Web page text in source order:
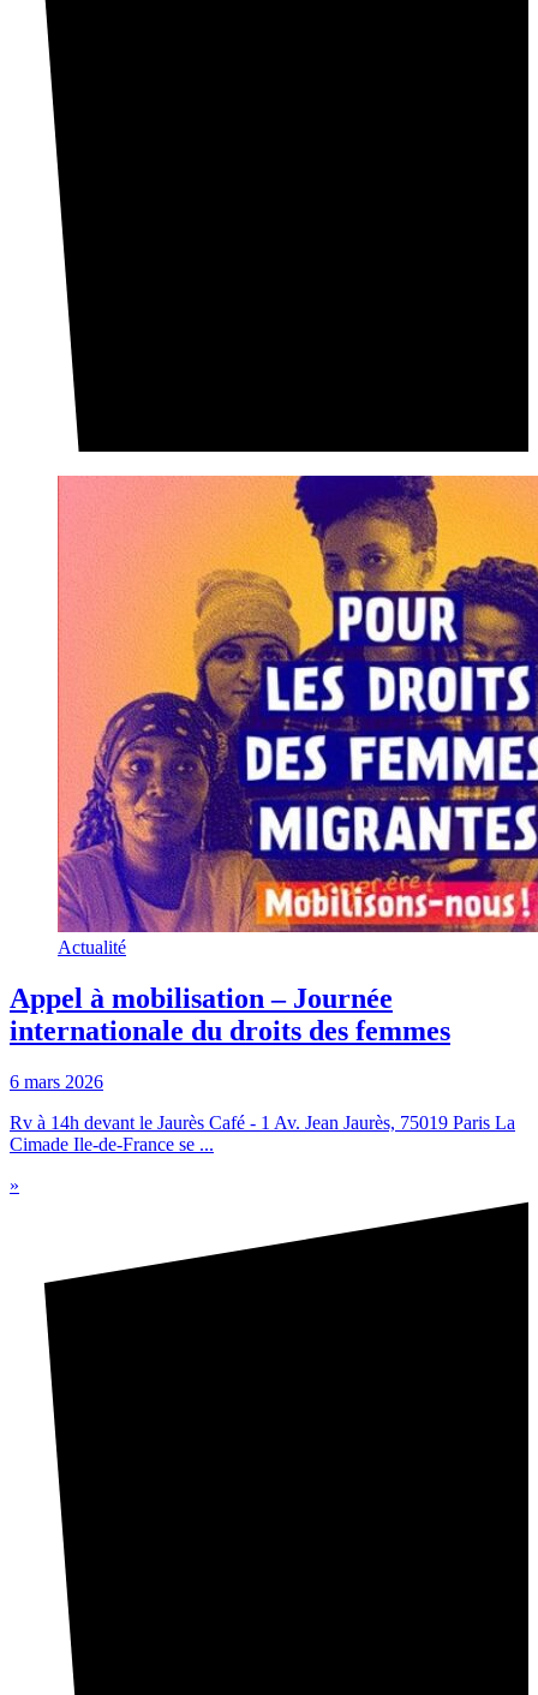
Actualité
Appel à mobilisation – Journée
internationale du droits des femmes
6 mars 2026
Rv à 14h devant le Jaurès Café - 1 Av. Jean Jaurès, 75019 Paris La
Cimade Ile-de-France se ...
»